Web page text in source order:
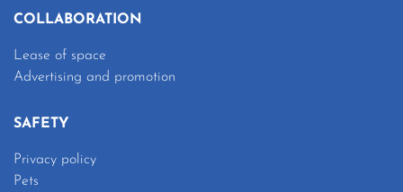
COLLABORATION
Lease of space
Advertising and promotion
SAFETY
Privacy policy
Pets